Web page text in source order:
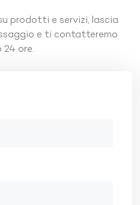
prodotti e servizi, lascia
e ti contatteremo
24 ore.